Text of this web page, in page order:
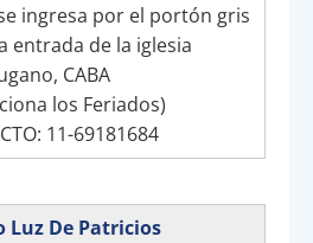
ingresa por el portón gris
entrada de la iglesia
CABA
los Feriados)
11-69181684
Luz De Patricios